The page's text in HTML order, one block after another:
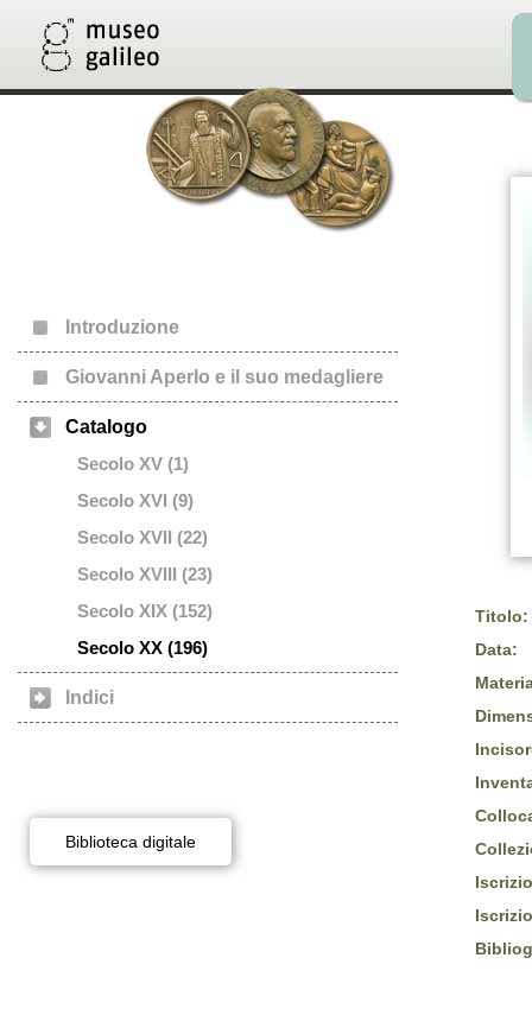
Introduzione
Giovanni Aperlo e il suo medagliere
Catalogo
Secolo XV (1)
Secolo XVI (9)
Secolo XVII (22)
Secolo XVIII (23)
Secolo XIX (152)
Secolo XX (196)
Indici
Biblioteca digitale
Titolo:
Data: